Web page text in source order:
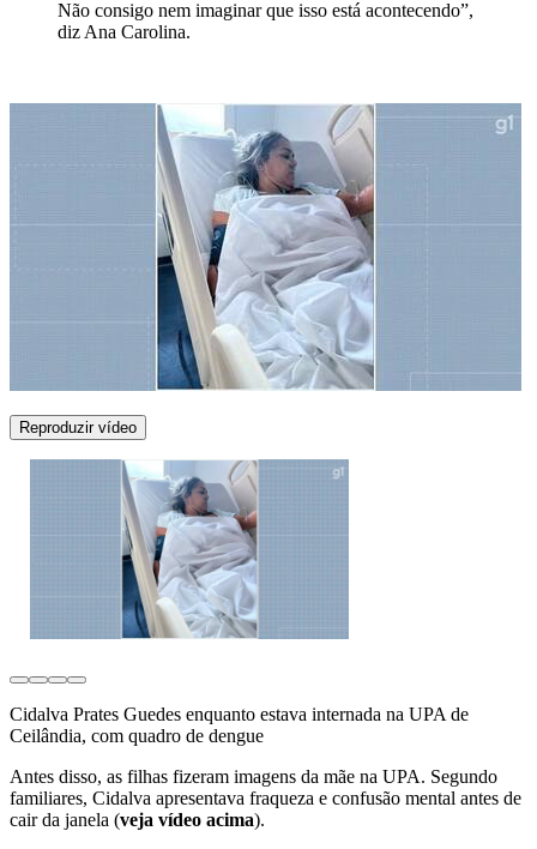
Não consigo nem imaginar que isso está acontecendo”,
diz Ana Carolina.
Reproduzir vídeo
Cidalva Prates Guedes enquanto estava internada na UPA de
Ceilândia, com quadro de dengue
Antes disso, as filhas fizeram imagens da mãe na UPA. Segundo
familiares, Cidalva apresentava fraqueza e confusão mental antes de
cair da janela (veja vídeo acima).